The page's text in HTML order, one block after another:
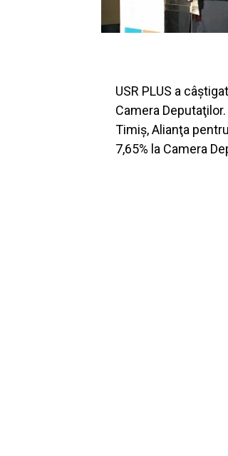
USR PLUS a
Camera
Timiş, Alianţa
7,65% la Camera